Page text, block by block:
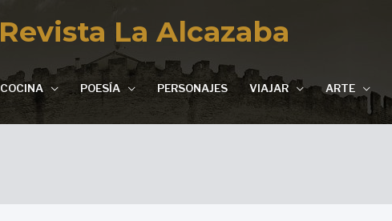
Revista La Alcazaba
COCINA POESÍA PERSONAJES VIAJAR ARTE